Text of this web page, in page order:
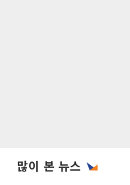
많이 본 뉴스